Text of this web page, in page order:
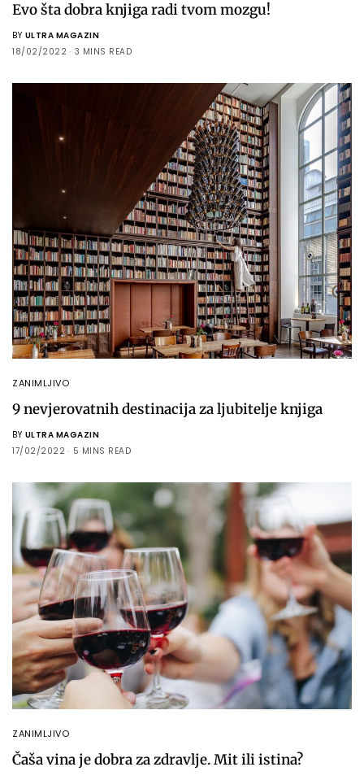
Evo šta dobra knjiga radi tvom mozgu!
BY ULTRA MAGAZIN
18/02/2022
3 MINS READ
ZANIMLJIVO
9 nevjerovatnih destinacija za ljubitelje knjiga
BY ULTRA MAGAZIN
17/02/2022
5 MINS READ
ZANIMLJIVO
Čaša vina je dobra za zdravlje. Mit ili istina?